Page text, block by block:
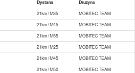
Dystans
Druzyna
21km / M35
MOBITEC TEAM
21km / M45
MOBITEC TEAM
21km / M55
MOBITEC TEAM
21km / M25
MOBITEC TEAM
21km / M45
MOBITEC TEAM
21km / M50
MOBITEC TEAM